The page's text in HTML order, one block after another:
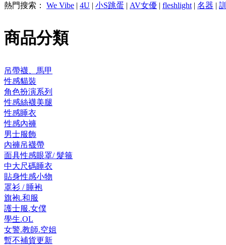
熱門搜索： We Vibe | 4U | 小S跳蛋 | AV女優 | fleshlight | 名器 |
商品分類
吊帶襪、馬甲
性感貓裝
角色扮演系列
性感絲襪美腿
性感睡衣
性感內褲
男士服飾
內褲吊襪帶
面具性感眼罩/ 髮箍
中大尺碼睡衣
貼身性感小物
罩衫 / 睡袍
旗袍.和服
護士服.女僕
學生.OL
女警.教師.空姐
暫不補貨更新